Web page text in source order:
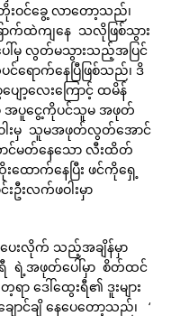
းဝင်ခွေ့ လာတော့သည်၊
ောက်ထဲကျနေ သလိုဖြစ်သွား
ေါ်မှ လွတ်မသွားသည့်အပြင်
ရောက်နေပြီဖြစ်သည်၊ ဒိ
ျော့လေးကြောင့် ထမိန်
မှ အပူငွေ့ကိုပင်သူမ အဖုတ်
ဖဝါးမှ သူမအဖုတ်လွတ်အောင်
င်မတ်နေသော လီးထိတ်
ာက်နေပြီး ဖင်ကိုရှေ့
းလက်ဖဝါးမှာ
ေးလိုက် သည့်အချိန်မှာ
ရီ ရဲ့အဖုတ်ပေါ်မှာ စိတ်ထင်
ဒေါ်ထွေးရီ၏ ဒူးများ
ာင်ချိ နေပေတော့သည်၊ ‘